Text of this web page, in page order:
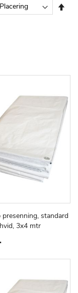
TILFØJ
TIL
presenning, standard
3x4 mtr